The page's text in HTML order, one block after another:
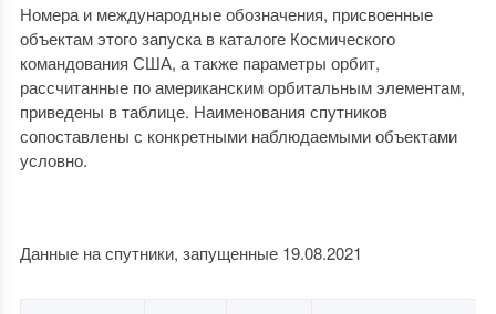
Номера и международные обозначения, присвоенные
объектам этого запуска в каталоге Космического
командования США, а также параметры орбит,
рассчитанные по американским орбитальным элементам,
приведены в таблице. Наименования спутников
сопоставлены с конкретными наблюдаемыми объектами
условно.
Данные на спутники, запущенные 19.08.2021